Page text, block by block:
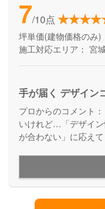
7/10点
坪単価(建物価格のみ)
施工対応エリア： 宮
手が届く デザイン
プロからのコメント：
いけれど…「デザイ
が合わない」に応え